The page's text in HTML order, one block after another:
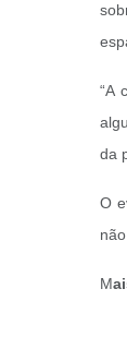
“A
da
O
M